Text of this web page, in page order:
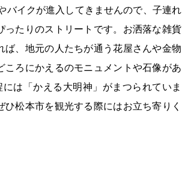
バイクが進入してきませんので、子連れ
たりのストリートです。お洒落な雑貨
、地元の人たちが通う花屋さんや金物
ろにかえるのモニュメントや石像があ
は「かえる大明神」がまつられていま
松本市を観光する際にはお立ち寄りく